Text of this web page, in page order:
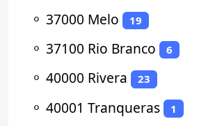
⚬ 37000 Melo 19
⚬ 37100 Rio Branco 6
⚬ 40000 Rivera 23
⚬ 40001 Tranqueras 1